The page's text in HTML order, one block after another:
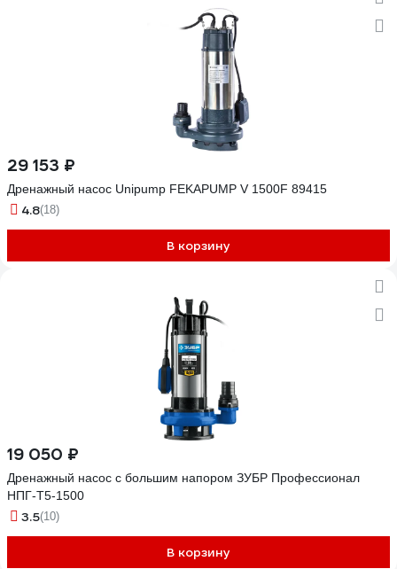
29 153 ₽
Дренажный насос Unipump FEKAPUMP V 1500F 89415
4.8(18)
В корзину
19 050 ₽
Дренажный насос с большим напором ЗУБР Профессионал
НПГ-Т5-1500
3.5(10)
В корзину